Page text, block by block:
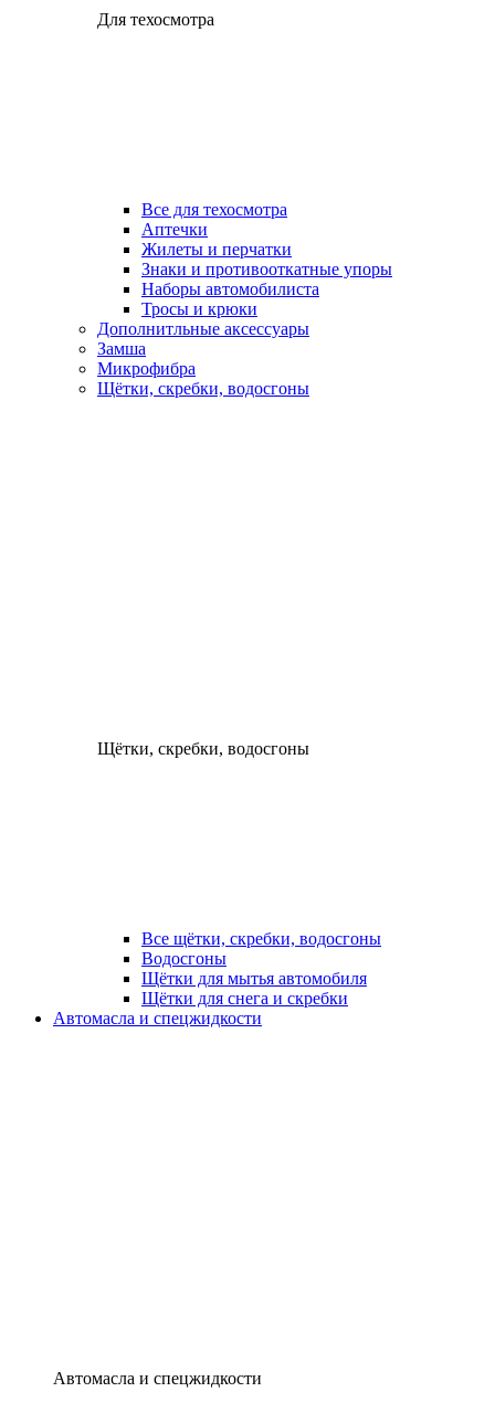
Для техосмотра
Все для техосмотра
Аптечки
Жилеты и перчатки
Знаки и противооткатные упоры
Наборы автомобилиста
Тросы и крюки
Дополнитльные аксессуары
Замша
Микрофибра
Щётки, скребки, водосгоны
Щётки, скребки, водосгоны
Все щётки, скребки, водосгоны
Водосгоны
Щётки для мытья автомобиля
Щётки для снега и скребки
Автомасла и спецжидкости
Автомасла и спецжидкости